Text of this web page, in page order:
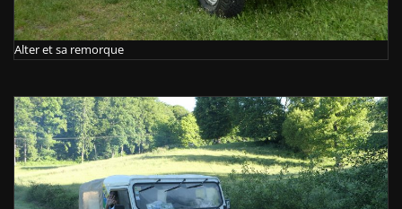
Alter et sa remorque